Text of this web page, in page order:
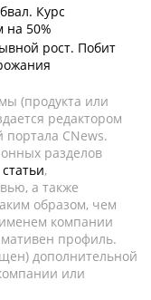
Курс
на 50%
рост. Побит
(продукта или
редактором
портала CNews.
разделов
статьи,
а также
образом, чем
компании
профиль.
дополнительной
или